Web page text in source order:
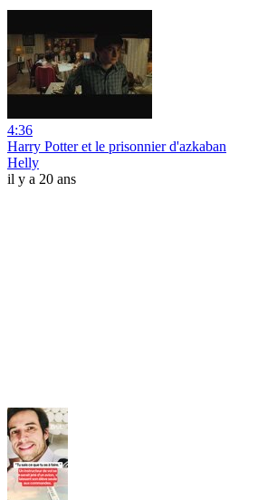
4:36
Harry Potter et le prisonnier d'azkaban
Helly
il y a 20 ans